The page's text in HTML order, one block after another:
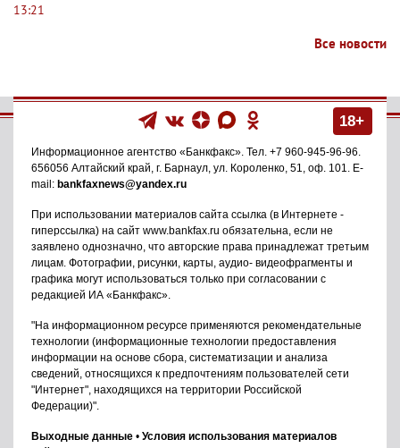
13:21
Все новости
18+
Информационное агентство «Банкфакс» . Тел. +7 960-945-96-96
656056 Алтайский край, г. Барнаул ул. Короленко, 51, оф. 101
. E-
mail: bankfaxnews@yandex.ru
При использовании материалов сайта ссылка (в Интернете -
гиперссылка) на сайт www.bankfax.ru обязательна, если не
заявлено однозначно, что авторские права принадлежат третьим
лицам. Фотографии, рисунки, карты, аудио- видеофрагменты и
графика могут использоваться только при согласовании с
редакцией ИА «Банкфакс».
"На информационном ресурсе применяются рекомендательные
технологии (информационные технологии предоставления
информации на основе сбора, систематизации и анализа
сведений, относящихся к предпочтениям пользователей сети
"Интернет", находящихся на территории Российской
Федерации)".
Выходные данные • Условия использования материалов